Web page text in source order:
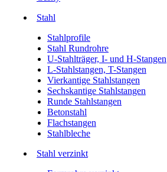
Stahl
Stahlprofile
Stahl Rundrohre
U-Stahlträger, I- und H-Stangen
L-Stahlstangen, T-Stangen
Vierkantige Stahlstangen
Sechskantige Stahlstangen
Runde Stahlstangen
Betonstahl
Flachstangen
Stahlbleche
Stahl verzinkt